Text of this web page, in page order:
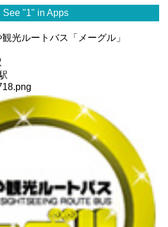
See "1" in Apps
光ルートバス「メーグル」